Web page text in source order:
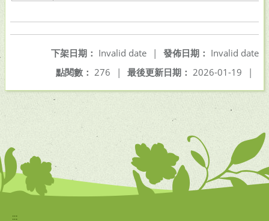
發佈日期： Invalid date
下架日期： Invalid date
|
最後更新日期： 2026-01-19 |
點閱數： 276 |
:::